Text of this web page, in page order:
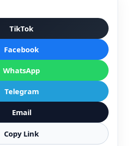
TikTok
Facebook
WhatsApp
Telegram
Email
Copy Link